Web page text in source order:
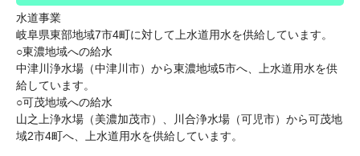
水道事業
岐阜県東部地域7市4町に対して上水道用水を供給しています。
○東濃地域への給水
中津川浄水場（中津川市）から東濃地域5市へ、上水道用水を供
給しています。
○可茂地域への給水
山之上浄水場（美濃加茂市）、川合浄水場（可児市）から可茂地
域2市4町へ、上水道用水を供給しています。